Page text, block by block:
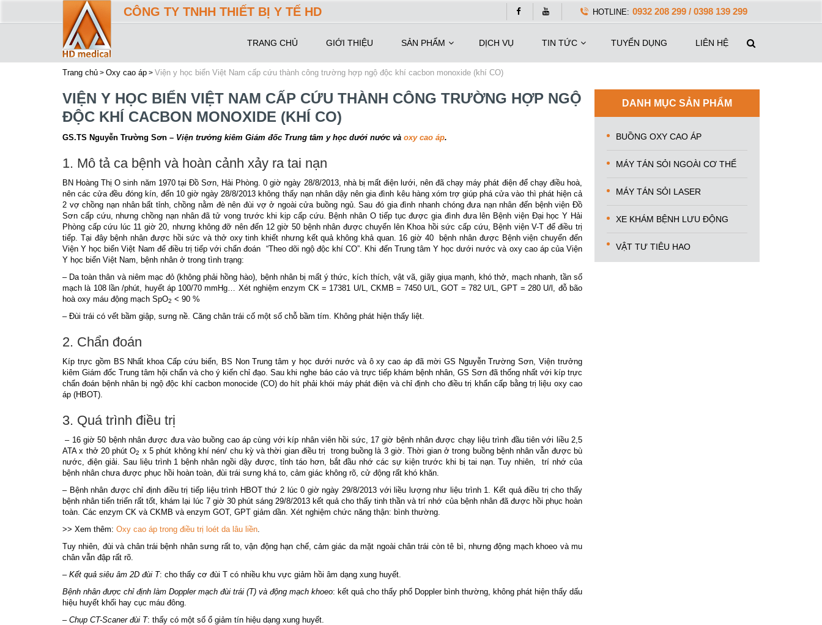
CÔNG TY TNHH THIẾT BỊ Y TẾ HD HOTLINE: 0932 208 299 / 0398 139 299
TRANG CHỦ GIỚI THIỆU SẢN PHẨM DỊCH VỤ TIN TỨC TUYỂN DỤNG LIÊN HỆ
Trang chủ Oxy cao áp Viện y học biển Việt Nam cấp cứu thành công trường hợp ngộ độc khí cacbon monoxide (khí CO)
DANH MỤC SẢN PHẨM
BUỒNG OXY CAO ÁP
MÁY TÁN SỎI NGOÀI CƠ THỂ
MÁY TÁN SỎI LASER
XE KHÁM BỆNH LƯU ĐỘNG
VẬT TƯ TIÊU HAO
VIỆN Y HỌC BIỂN VIỆT NAM CẤP CỨU THÀNH CÔNG TRƯỜNG HỢP NGỘ
ĐỘC KHÍ CACBON MONOXIDE (KHÍ CO)
GS.TS Nguyễn Trường Sơn – Viện trưởng kiêm Giám đốc Trung tâm y học dưới nước và oxy cao áp.
1. Mô tả ca bệnh và hoàn cảnh xảy ra tai nạn
BN Hoàng Thị O sinh năm 1970 tại Đồ Sơn, Hải Phòng. 0 giờ ngày 28/8/2013, nhà bị mất điện lưới, nên đã chạy máy phát điện để chạy điều hoà,
nên các cửa đều đóng kín, đến 10 giờ ngày 28/8/2013 không thấy nạn nhân dậy nên gia đình kêu hàng xóm trợ giúp phá cửa vào thì phát hiện cả
2 vợ chồng nạn nhân bất tỉnh, chồng nằm đè nên đùi vợ ở ngoài cửa buồng ngủ. Sau đó gia đình nhanh chóng đưa nạn nhân đến bệnh viện Đồ
Sơn cấp cứu, nhưng chồng nạn nhân đã tử vong trước khi kịp cấp cứu. Bệnh nhân O tiếp tục được gia đình đưa lên Bệnh viện Đại học Y Hải
Phòng cấp cứu lúc 11 giờ 20, nhưng không đỡ nên đến 12 giờ 50 bệnh nhân được chuyển lên Khoa hồi sức cấp cứu, Bệnh viện V-T để điều trị
tiếp. Tại đây bệnh nhân được hồi sức và thở oxy tinh khiết nhưng kết quả không khả quan. 16 giờ 40 bệnh nhân được Bệnh viện chuyển đến
Viện Y học biển Việt Nam để điều trị tiếp với chẩn đoán “Theo dõi ngộ độc khí CO”. Khi đến Trung tâm Y học dưới nước và oxy cao áp của Viện
Y học biển Việt Nam, bệnh nhân ở trong tình trạng:
– Da toàn thân và niêm mạc đỏ (không phải hồng hào), bệnh nhân bị mất ý thức, kích thích, vật vã, giãy giụa mạnh, khó thở, mạch nhanh, tần số
mạch là 108 lần /phút, huyết áp 100/70 mmHg… Xét nghiệm enzym CK = 17381 U/L, CKMB = 7450 U/L, GOT = 782 U/L, GPT = 280 U/l, đỗ bão
hoà oxy máu động mạch SpO2 < 90 %
– Đùi trái có vết bầm giập, sưng nề. Căng chân trái cố một số chỗ bầm tím. Không phát hiện thấy liệt.
2. Chẩn đoán
Kíp trực gồm BS Nhất khoa Cấp cứu biển, BS Non Trung tâm y học dưới nước và ô xy cao áp đã mời GS Nguyễn Trường Sơn, Viện trưởng
kiêm Giám đốc Trung tâm hội chẩn và cho ý kiến chỉ đạo. Sau khi nghe báo cáo và trực tiếp khám bệnh nhân, GS Sơn đã thống nhất với kíp trực
chẩn đoán bệnh nhân bị ngộ độc khí cacbon monocide (CO) do hít phải khói máy phát điện và chỉ định cho điều trị khẩn cấp bằng trị liệu oxy cao
áp (HBOT).
3. Quá trình điều trị
– 16 giờ 50 bệnh nhân được đưa vào buồng cao áp cùng với kíp nhân viên hồi sức, 17 giờ bệnh nhân được chạy liệu trình đầu tiên với liều 2,5
ATA x thở 20 phút O2 x 5 phút không khí nén/ chu kỳ và thời gian điều trị trong buồng là 3 giờ. Thời gian ở trong buồng bệnh nhân vẫn được bù
nước, điện giải. Sau liệu trình 1 bệnh nhân ngồi dậy được, tỉnh táo hơn, bắt đầu nhớ các sự kiện trước khi bị tai nạn. Tuy nhiên, trí nhớ của
bệnh nhân chưa được phục hồi hoàn toàn, đùi trái sưng khá to, cảm giác không rõ, cử động rất khó khăn.
– Bệnh nhân được chỉ định điều trị tiếp liệu trình HBOT thứ 2 lúc 0 giờ ngày 29/8/2013 với liều lượng như liệu trình 1. Kết quả điều trị cho thấy
bệnh nhân tiến triển rất tốt, khám lại lúc 7 giờ 30 phút sáng 29/8/2013 kết quả cho thấy tinh thần và trí nhớ của bệnh nhân đã được hồi phục hoàn
toàn. Các enzym CK và CKMB và enzym GOT, GPT giảm dần. Xét nghiệm chức năng thận: bình thường.
>> Xem thêm: Oxy cao áp trong điều trị loét da lâu liền.
Tuy nhiên, đùi và chân trái bệnh nhân sưng rất to, vận động hạn chế, cảm giác da mặt ngoài chân trái còn tê bì, nhưng động mạch khoeo và mu
chân vẫn đập rất rõ.
– Kết quả siêu âm 2D đùi T: cho thấy cơ đùi T có nhiều khu vực giảm hồi âm dạng xung huyết.
Bệnh nhân được chỉ định làm Doppler mạch đùi trái (T) và động mạch khoeo: kết quả cho thấy phổ Doppler bình thường, không phát hiện thấy dấu
hiệu huyết khối hay cục máu đông.
– Chụp CT-Scaner đùi T: thấy có một số ổ giảm tín hiệu dạng xung huyết.